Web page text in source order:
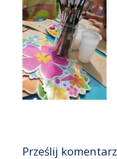
Prześlij komentarz